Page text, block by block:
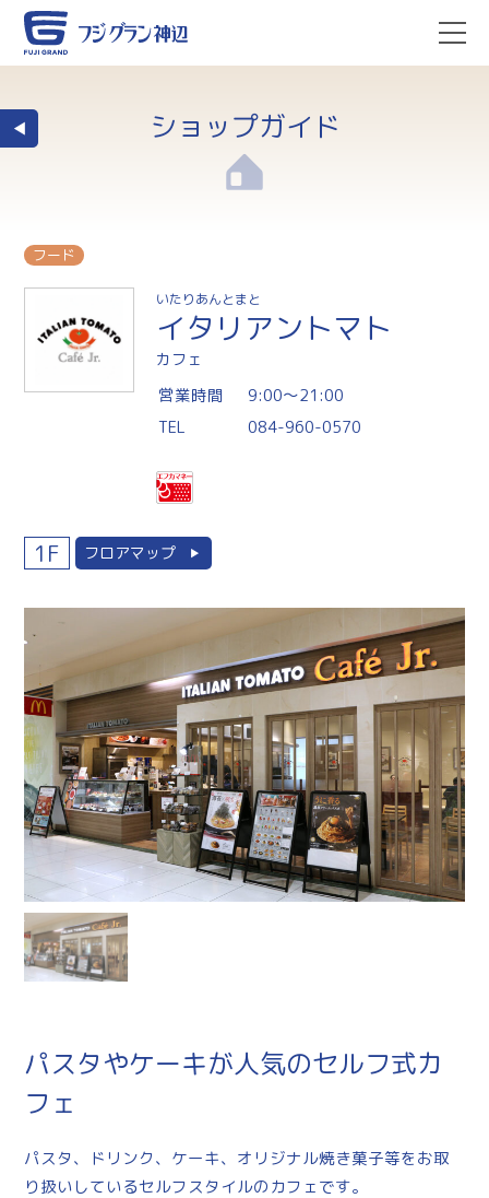
ショップガイド
フード
いたりあんとまと
イタリアントマト
カフェ
営業時間
9:00〜21:00
TEL
084-960-0570
1F フロアマップ
パスタやケーキが人気のセルフ式カ
フェ
パスタ、ドリンク、ケーキ、オリジナル焼き菓子等をお取
り扱いしているセルフスタイルのカフェです。